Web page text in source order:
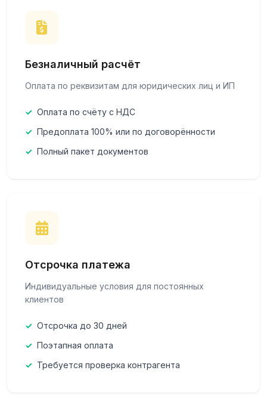
Для оформления заказа и получения счёта свяжитесь с
обратной связи на сайте. Мы подберём оптимальные
Безналичный расчёт
Оплата по реквизитам для юридических лиц и ИП
Оплата по счёту с НДС
Предоплата 100% или по договорённости
Полный пакет документов
Отсрочка платежа
Индивидуальные условия для постоянных
клиентов
Отсрочка до 30 дней
Поэтапная оплата
Требуется проверка контрагента